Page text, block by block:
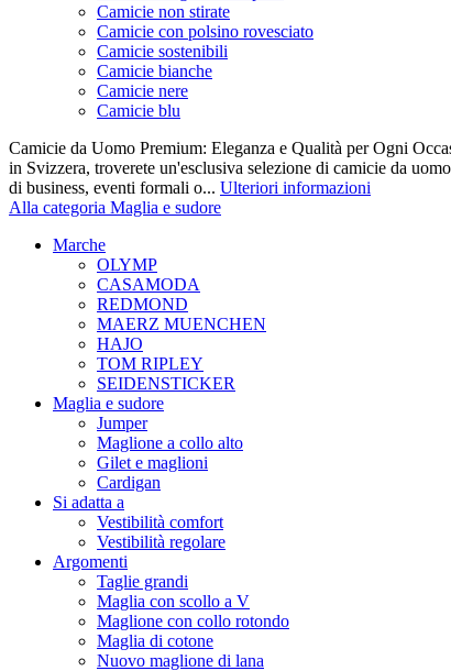
Camicie non stirate
Camicie con polsino rovesciato
Camicie sostenibili
Camicie bianche
Camicie nere
Camicie blu
Camicie da Uomo Premium: Eleganza e Qualità per Ogni
in Svizzera, troverete un'esclusiva selezione di camicie da
di business, eventi formali o... Ulteriori informazioni
Alla categoria Maglia e sudore
Marche
OLYMP
CASAMODA
REDMOND
MAERZ MUENCHEN
HAJO
TOM RIPLEY
SEIDENSTICKER
Maglia e sudore
Jumper
Maglione a collo alto
Gilet e maglioni
Cardigan
Si adatta a
Vestibilità comfort
Vestibilità regolare
Argomenti
Taglie grandi
Maglia con scollo a V
Maglione con collo rotondo
Maglia di cotone
Nuovo maglione di lana